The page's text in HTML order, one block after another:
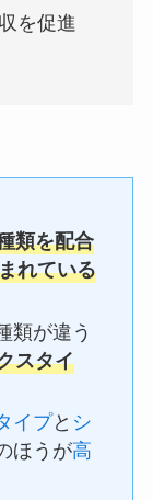
を促進
類を配合
れている
類が違う
スタイ
イプと シ
ほうが高